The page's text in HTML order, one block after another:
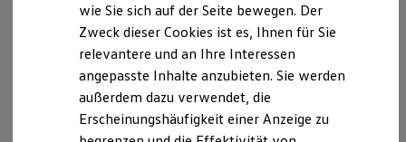
VW Connect für Ihren Transporter/Caravelle
VW Connect für Ihren Amarok
VW Connect für andere Modelle
Fleet Interface Data
Multistop Pathfinder
Übersicht Software Updates
Hilfreiches für Besitzer
wie Sie sich auf der Seite bewegen. Der
Zweck dieser Cookies ist es, Ihnen für Sie
relevantere und an Ihre Interessen
angepasste Inhalte anzubieten. Sie werden
außerdem dazu verwendet, die
Erscheinungshäufigkeit einer Anzeige zu